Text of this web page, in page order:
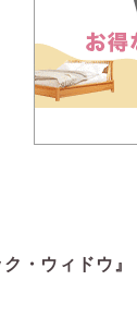
ク・ウィドウ』